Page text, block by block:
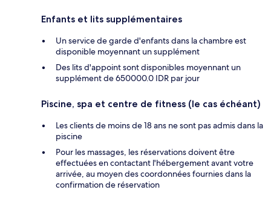
Enfants et lits supplémentaires
Un service de garde d'enfants dans la chambre est
disponible moyennant un supplément
Des lits d'appoint sont disponibles moyennant un
supplément de 650000.0 IDR par jour
Piscine, spa et centre de fitness (le cas échéant)
Les clients de moins de 18 ans ne sont pas admis dans la
piscine
Pour les massages, les réservations doivent être
effectuées en contactant l'hébergement avant votre
arrivée, au moyen des coordonnées fournies dans la
confirmation de réservation